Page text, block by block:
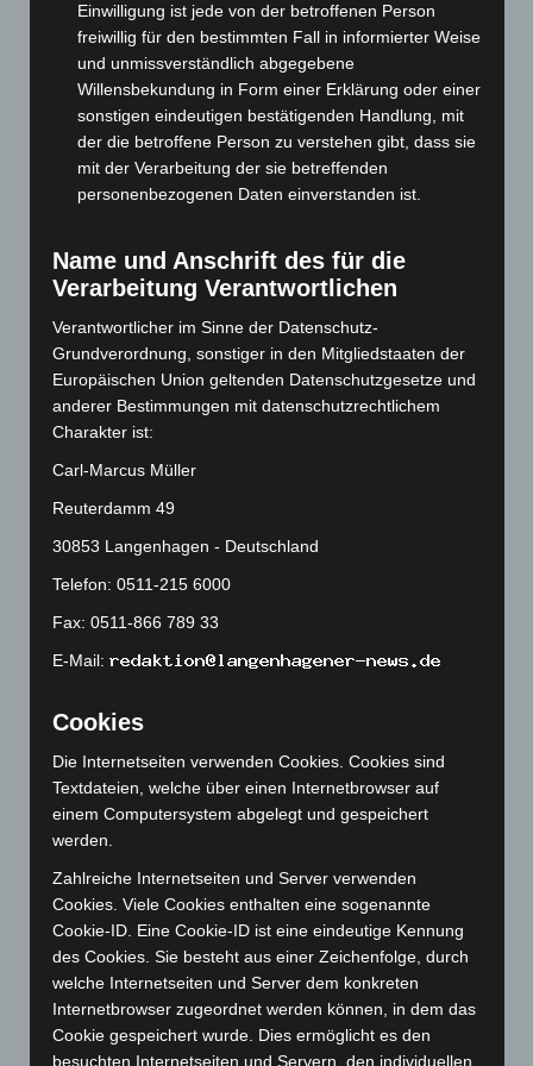
April 2025(88)
März 2025(111)
Februar 2025(96)
Januar 2025 (88)
Dezember 2024
Oktober 2024(93)
September 2024(112)
August 2024(107)
Juli 2024(89)
Juni 2024
(107)
Mai 2024(149)
April 2024(102)
März 2024(103)
Februar 2024(103)
Januar 2024(111)
Dezember 2023 (130)
September 2023
August 2023(134)
Juli 2023(118)
Juni 2023(142)
April 2023 (155)
März 2023(174)
Februar 2023(154)
Januar 2023(140)
Dezember 2022(130)
Einwilligung ist jede von der betroffenen Person
freiwillig für den bestimmten Fall in informierter Weise
und unmissverständlich abgegebene
Willensbekundung in Form einer Erklärung oder einer
sonstigen eindeutigen bestätigenden Handlung, mit
der die betroffene Person zu verstehen gibt, dass sie
mit der Verarbeitung der sie betreffenden
personenbezogenen Daten einverstanden ist.
Name und Anschrift des für die
Verarbeitung Verantwortlichen
Verantwortlicher im Sinne der Datenschutz-
Grundverordnung, sonstiger in den Mitgliedstaaten der
Europäischen Union geltenden Datenschutzgesetze und
anderer Bestimmungen mit datenschutzrechtlichem
Charakter ist:
Carl-Marcus Müller
Reuterdamm 49
30853 Langenhagen - Deutschland
Telefon: 0511-215 6000
Fax: 0511-866 789 33
E-Mail:
Cookies
Die Internetseiten verwenden Cookies. Cookies sind
Textdateien, welche über einen Internetbrowser auf
einem Computersystem abgelegt und gespeichert
werden.
Zahlreiche Internetseiten und Server verwenden
Cookies. Viele Cookies enthalten eine sogenannte
Cookie-ID. Eine Cookie-ID ist eine eindeutige Kennung
des Cookies. Sie besteht aus einer Zeichenfolge, durch
welche Internetseiten und Server dem konkreten
Internetbrowser zugeordnet werden können, in dem das
Cookie gespeichert wurde. Dies ermöglicht es den
besuchten Internetseiten und Servern, den individuellen